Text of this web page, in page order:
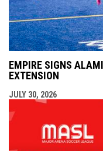
EMPIRE SIGNS
EXTENSION
JULY 30, 2026